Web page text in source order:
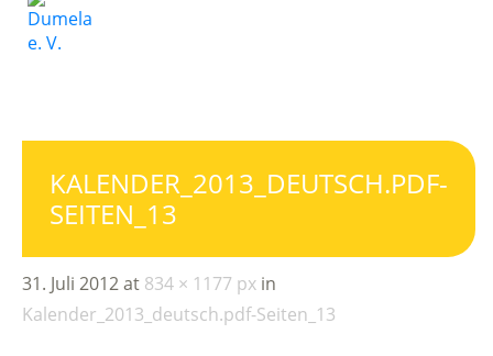
KALENDER_2013_DEUTSCH.PDF-
SEITEN_13
31. Juli 2012at 834 × 1177 px in
Kalender_2013_deutsch.pdf-Seiten_13